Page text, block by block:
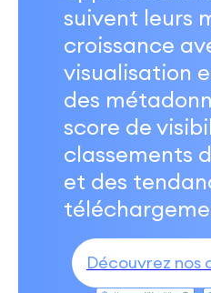
suivent leurs
croissance
visualisation
des
score de
classements
et des
Découvrez nos